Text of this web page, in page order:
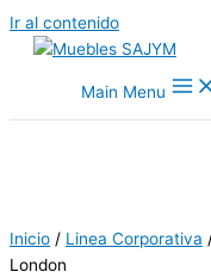
Ir al contenido
Main Menu
Inicio / Linea Corporativa
London